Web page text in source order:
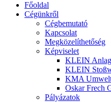
Főoldal
Cégünkről
Cégbemutató
Kapcsolat
Megközelíthetőség
Képviselet
KLEIN
KLEIN
KMA
Oskar Frech
Pályázatok